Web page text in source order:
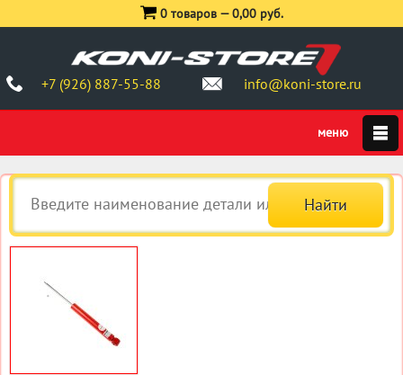
+7 (926) 887-55-88 info@koni-store.ru
0 товаров —0,00 руб.